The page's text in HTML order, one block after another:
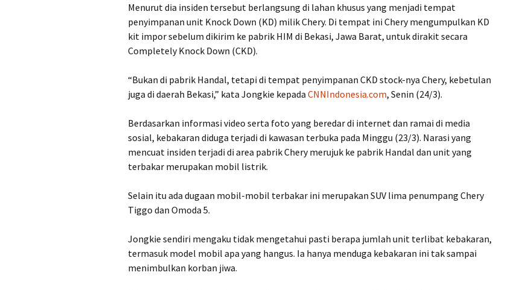
Menurut dia insiden tersebut berlangsung di lahan khusus yang menjadi tempat
penyimpanan unit Knock Down (KD) milik Chery. Di tempat ini Chery mengumpulkan KD
kit impor sebelum dikirim ke pabrik HIM di Bekasi, Jawa Barat, untuk dirakit secara
Completely Knock Down (CKD).
“Bukan di pabrik Handal, tetapi di tempat penyimpanan CKD stock-nya Chery, kebetulan
juga di daerah Bekasi,” kata Jongkie kepada CNNIndonesia.com, Senin (24/3).
Berdasarkan informasi video serta foto yang beredar di internet dan ramai di media
sosial, kebakaran diduga terjadi di kawasan terbuka pada Minggu (23/3). Narasi yang
mencuat insiden terjadi di area pabrik Chery merujuk ke pabrik Handal dan unit yang
terbakar merupakan mobil listrik.
Selain itu ada dugaan mobil-mobil terbakar ini merupakan SUV lima penumpang Chery
Tiggo dan Omoda 5.
Jongkie sendiri mengaku tidak mengetahui pasti berapa jumlah unit terlibat kebakaran,
termasuk model mobil apa yang hangus. Ia hanya menduga kebakaran ini tak sampai
menimbulkan korban jiwa.